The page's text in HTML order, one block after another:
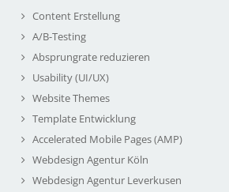
Content Erstellung
A/B-Testing
Absprungrate reduzieren
Usability (UI/UX)
Website Themes
Template Entwicklung
Accelerated Mobile Pages (AMP)
Webdesign Agentur Köln
Webdesign Agentur Leverkusen